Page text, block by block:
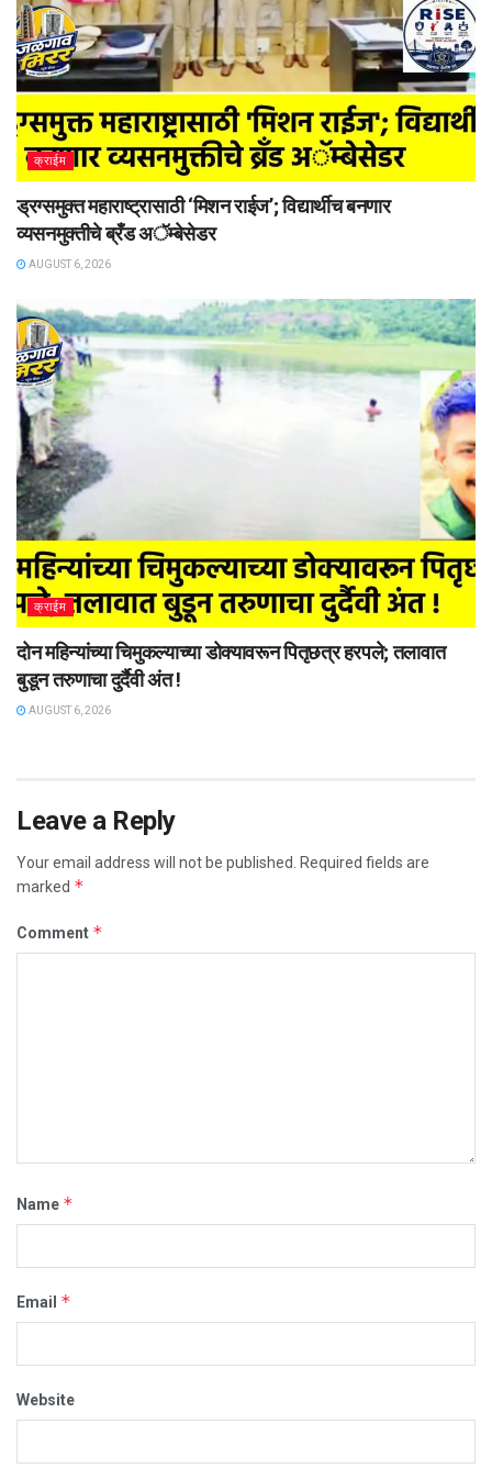
क्राईम
ड्रग्समुक्त महाराष्ट्रासाठी ‘मिशन राईज’; विद्यार्थीच बनणार
व्यसनमुक्तीचे ब्रँड अॅम्बेसेडर
AUGUST 6, 2026
क्राईम
दोन महिन्यांच्या चिमुकल्याच्या डोक्यावरून पितृछत्र हरपले; तलावात
बुडून तरुणाचा दुर्दैवी अंत !
AUGUST 6, 2026
Leave a Reply
Your email address will not be published.
Required fields are
marked *
Comment *
Name *
Email *
Website